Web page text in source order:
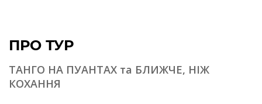
ПРО ТУР
ТАНГО НА ПУАНТАХ та БЛИЖЧЕ, НІЖ
КОХАННЯ